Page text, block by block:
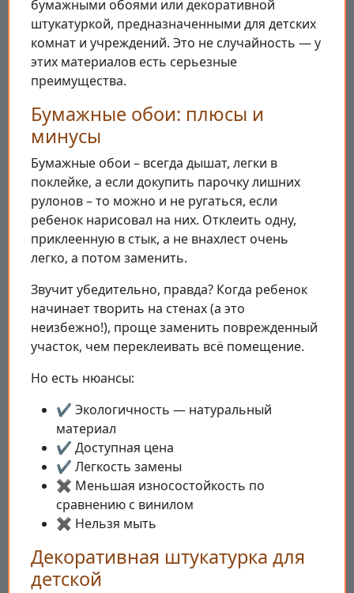
бумажными обоями или декоративной
штукатуркой, предназначенными для детских
комнат и учреждений. Это не случайность — у
этих материалов есть серьезные
преимущества.
Бумажные обои: плюсы и
минусы
Бумажные обои – всегда дышат, легки в
поклейке, а если докупить парочку лишних
рулонов – то можно и не ругаться, если
ребенок нарисовал на них. Отклеить одну,
приклеенную в стык, а не внахлест очень
легко, а потом заменить.
Звучит убедительно, правда? Когда ребенок
начинает творить на стенах (а это
неизбежно!), проще заменить поврежденный
участок, чем переклеивать всё помещение.
Но есть нюансы:
✔️ Экологичность — натуральный
материал
✔️ Доступная цена
✔️ Легкость замены
✖️ Меньшая износостойкость по
сравнению с винилом
✖️ Нельзя мыть
Декоративная штукатурка для
детской